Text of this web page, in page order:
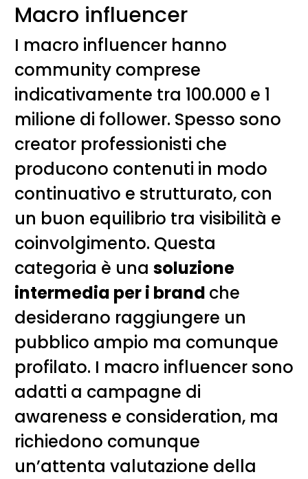
Macro influencer
I macro influencer hanno
community comprese
indicativamente tra 100.000 e 1
milione di follower. Spesso sono
creator professionisti che
producono contenuti in modo
continuativo e strutturato, con
un buon equilibrio tra visibilità e
coinvolgimento. Questa
categoria è una soluzione
intermedia per i brand che
desiderano raggiungere un
pubblico ampio ma comunque
profilato. I macro influencer sono
adatti a campagne di
awareness e consideration, ma
richiedono comunque
un’attenta valutazione della